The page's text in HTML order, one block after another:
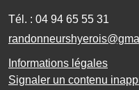
Tél. : 04 94 65 55 31
Informations légales
Signaler un contenu